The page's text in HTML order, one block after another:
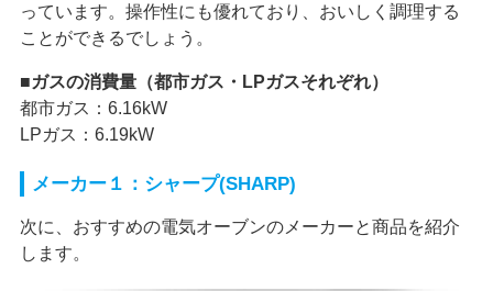
っています。操作性にも優れており、おいしく調理する
ことができるでしょう。
■ガスの消費量（都市ガス・LPガスそれぞれ）
都市ガス：6.16kW
LPガス：6.19kW
メーカー１：シャープ(SHARP)
次に、おすすめの電気オーブンのメーカーと商品を紹介
します。